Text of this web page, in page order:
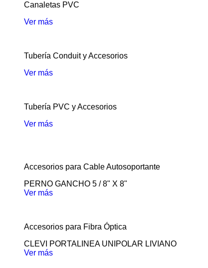
Canaletas PVC
Ver más
Tubería Conduit y Accesorios
Ver más
Tubería PVC y Accesorios
Ver más
Accesorios para Cable Autosoportante
PERNO GANCHO 5 / 8" X 8"
Ver más
Accesorios para Fibra Óptica
CLEVI PORTALINEA UNIPOLAR LIVIANO
Ver más